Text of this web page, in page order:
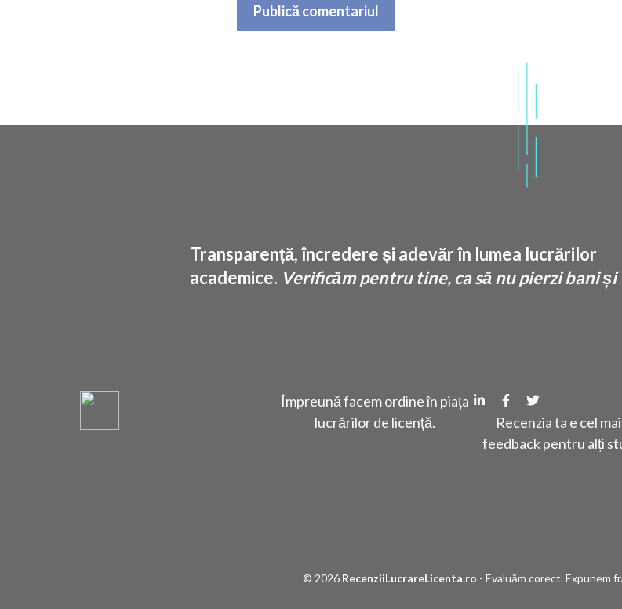
Transparență, încredere și adevăr în lumea lucrărilor
academice. Verificăm pentru tine, ca să nu pierzi bani și
Împreună facem ordine în piața
lucrărilor de licență.
Recenzia ta e cel
feedback pentru alți
© 2026 RecenziiLucrareLicenta.ro - Evaluăm corect. Expunem